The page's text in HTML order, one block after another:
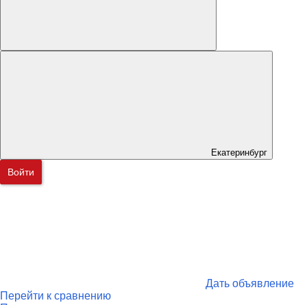
Екатеринбург
Войти
Дать объявление
Перейти к сравнению